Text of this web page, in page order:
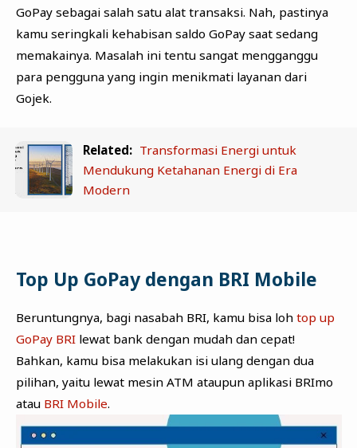
GoPay sebagai salah satu alat transaksi. Nah, pastinya
kamu seringkali kehabisan saldo GoPay saat sedang
memakainya. Masalah ini tentu sangat mengganggu
para pengguna yang ingin menikmati layanan dari
Gojek.
Related: Transformasi Energi untuk
Mendukung Ketahanan Energi di Era
Modern
Top Up GoPay dengan BRI Mobile
Beruntungnya, bagi nasabah BRI, kamu bisa loh top up
GoPay BRIlewat bank dengan mudah dan cepat!
Bahkan, kamu bisa melakukan isi ulang dengan dua
pilihan, yaitu lewat mesin ATM ataupun aplikasi BRImo
atau BRI Mobile.